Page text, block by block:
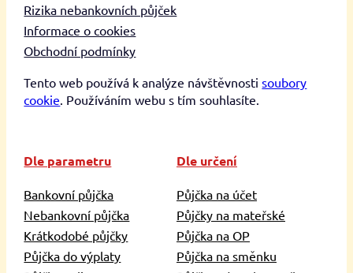
Rizika nebankovních půjček
Informace o cookies
Obchodní podmínky
Tento web používá k analýze návštěvnostisoubory
cookie . Používáním webu s tím souhlasíte.
Dle parametru
Bankovní půjčka
Nebankovní půjčka
Krátkodobé půjčky
Půjčka do výplaty
Dle určení
Půjčka na účet
Půjčky na mateřské
Půjčka na OP
Půjčka na směnku